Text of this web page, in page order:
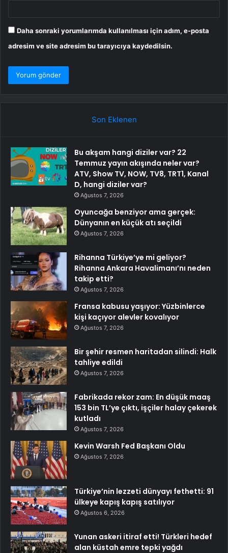
Daha sonraki yorumlarımda kullanılması için adım, e-posta
adresim ve site adresim bu tarayıcıya kaydedilsin.
Son Eklenen
Bu akşam hangi diziler var? 22
Temmuz yayın akışında neler var?
ATV, Show TV, NOW, TV8, TRT1, Kanal
D, hangi diziler var?
Ağustos 7, 2026
Oyuncağa benziyor ama gerçek:
Dünyanın en küçük atı seçildi
Ağustos 7, 2026
Rihanna Türkiye’ye mi geliyor?
Rihanna Ankara Havalimanı’nı neden
takip etti?
Ağustos 7, 2026
Fransa kabusu yaşıyor: Yüzbinlerce
kişi kaçıyor alevler kovalıyor
Ağustos 7, 2026
Bir şehir resmen haritadan silindi: Halk
tahliye edildi
Ağustos 7, 2026
Fabrikada rekor zam: En düşük maaş
153 bin TL’ye çıktı, işçiler halay çekerek
kutladı
Ağustos 7, 2026
Kevin Warsh Fed Başkanı Oldu
Ağustos 7, 2026
Türkiye’nin lezzeti dünyayı fethetti: 91
ülkeye kapış kapış satılıyor
Ağustos 6, 2026
Yunan askeri itiraf etti! Türkleri hedef
alan küstah emre tepki yağdı